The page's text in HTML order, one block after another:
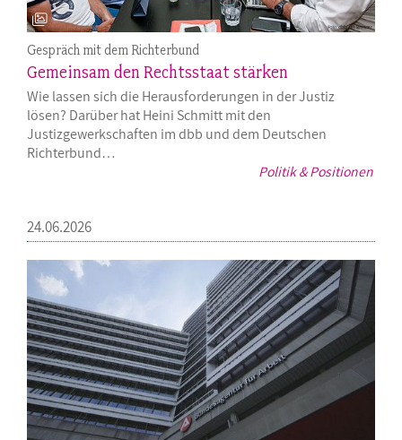
Politik & Positionen
Gespräch mit dem Richterbund
Gemeinsam den Rechtsstaat stärken
Wie lassen sich die Herausforderungen in der Justiz
lösen? Darüber hat Heini Schmitt mit den
Justizgewerkschaften im dbb und dem Deutschen
Richterbund…
24.06.2026